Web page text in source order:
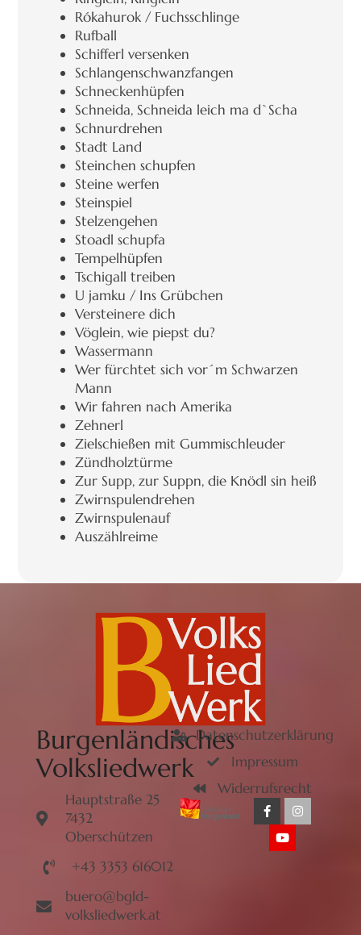
Rókahurok / Fuchsschlinge
Rufball
Schifferl versenken
Schlangenschwanzfangen
Schneckenhüpfen
Schneida, Schneida leich ma d`Scha
Schnurdrehen
Stadt Land
Steinchen schupfen
Steine werfen
Steinspiel
Stelzengehen
Stoadl schupfa
Tempelhüpfen
Tschigall treiben
U jamku / Ins Grübchen
Versteinere dich
Vöglein, wie piepst du?
Wassermann
Wer fürchtet sich vor´m Schwarzen
Mann
Wir fahren nach Amerika
Zehnerl
Zielschießen mit Gummischleuder
Zündholztürme
Zur Supp, zur Suppn, die Knödl sin heiß
Zwirnspulendrehen
Zwirnspulenauf
Auszählreime
Burgenländisches
Volksliedwerk
Hauptstraße 25
7432
Oberschützen
+43 3353 616012
buero@bgld-
volksliedwerk.at
Datenschutzerklärung
Impressum
Widerrufsrecht